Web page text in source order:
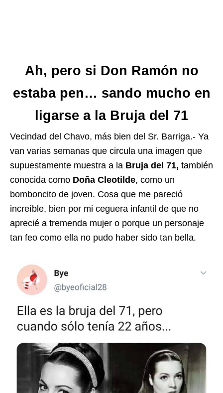
Ah, pero si Don Ramón no
estaba pen… sando mucho en
ligarse a la Bruja del 71
Vecindad del Chavo, más bien del Sr. Barriga.- Ya
van varias semanas que circula una imagen que
supuestamente muestra a la Bruja del 71, también
conocida como Doña Cleotilde, como un
bomboncito de joven. Cosa que me pareció
increíble, bien por mi ceguera infantil de que no
aprecié a tremenda mujer o porque un personaje
tan feo como ella no pudo haber sido tan bella.